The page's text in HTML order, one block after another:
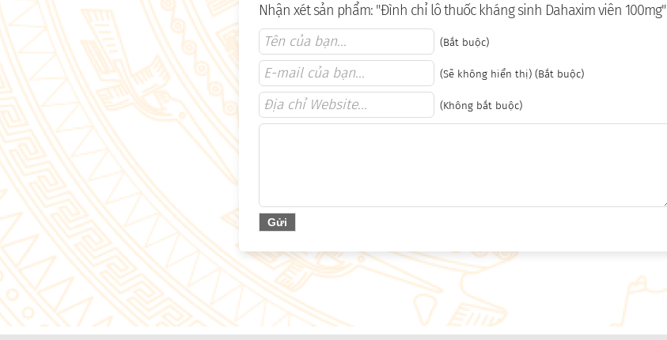
Nhận xét sản phẩm: "Đình chỉ lô thuốc kháng sinh Dahaxim viên 100mg"
(Bắt buộc)
(Sẽ không hiển thị) (Bắt buộc)
(Không bắt buộc)